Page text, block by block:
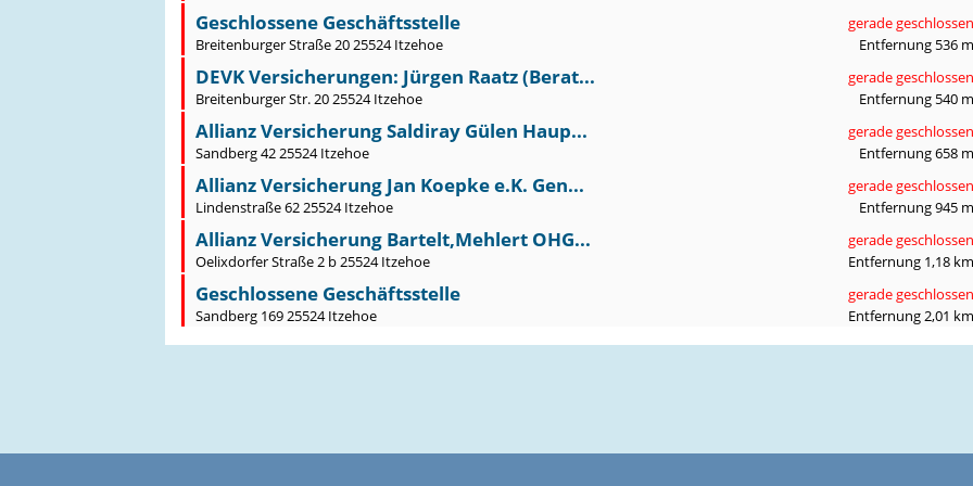
Geschlossene Geschäftsstelle
gerade geschlossen
Breitenburger Straße 20 25524 Itzehoe
Entfernung 536 m
DEVK Versicherungen: Jürgen Raatz (Berat...
gerade geschlossen
Breitenburger Str. 20 25524 Itzehoe
Entfernung 540 m
Allianz Versicherung Saldiray Gülen Haup...
gerade geschlossen
Sandberg 42 25524 Itzehoe
Entfernung 658 m
Allianz Versicherung Jan Koepke e.K. Gen...
gerade geschlossen
Lindenstraße 62 25524 Itzehoe
Entfernung 945 m
Allianz Versicherung Bartelt,Mehlert OHG...
gerade geschlossen
Oelixdorfer Straße 2 b 25524 Itzehoe
Entfernung 1,18 km
Geschlossene Geschäftsstelle
gerade geschlossen
Sandberg 169 25524 Itzehoe
Entfernung 2,01 km